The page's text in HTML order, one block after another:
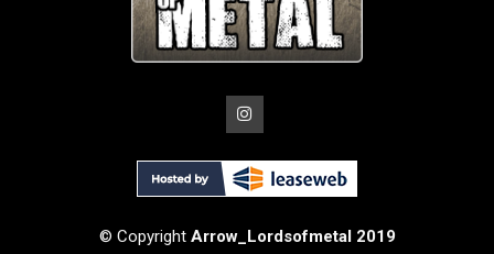
© Copyright Arrow_Lordsofmetal 2019